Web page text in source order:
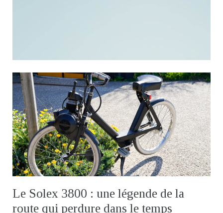
Le Solex 3800 : une légende de la
route qui perdure dans le temps